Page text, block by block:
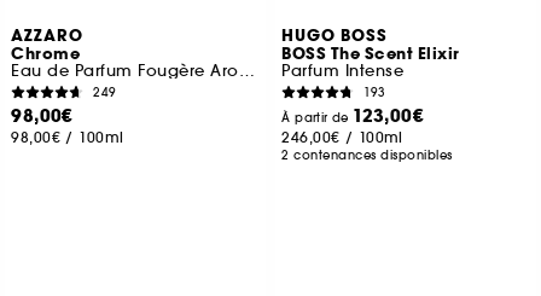
AZZARO
Chrome
Eau de Parfum Fougère Aromatique
249
98,00€
98,00€ / 100ml
HUGO BOSS
BOSS The Scent Elixir
Parfum Intense
193
À partir de 123,00€
246,00€ / 100ml
2 contenances disponibles